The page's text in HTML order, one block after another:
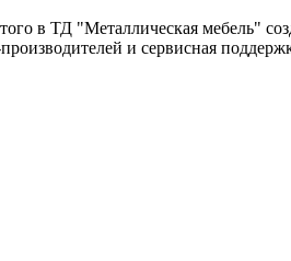
в ТД "Металлическая мебель"
и сервисная